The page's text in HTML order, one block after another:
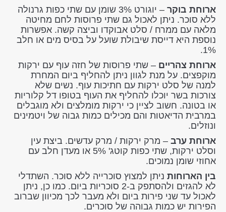
ארוחת בוקר
– יוגורט 3% שומן עם שתי כפות גרנולה
ללא סוכר. ניתן לאכול גם שתי פרוסות לחם מחיטה
מלאה עם ממרח / סלט אבוקדו וביצה קשה. אפשרות
נוספת היא דייסת שיבולת שועל על בסיס מים או חלב
1%.
ארוחת צהריים – שתי פרוסות של חזה עוף עם ירקות
מוקפצים. על מנת לגוון ניתן להחליף ביום המחרת
למנה של סלט ירקות עם חתיכות עוף. נשים שלא
צורכות בשר יוכלו להחליף את העוף בטופו דל קלוריות
או בטונה. חשוב לציין כי ירקות מומלצים ולא מוגבלים
במרבית הדיאטות והם מכילים כמות גבוה של ויטמינים
ונוזלים.
ארוחת ערב – מרק ירקות / מרק עדשים. ביצת עין
וסלט ירקות, שתי כפות קוטג' 5% או מעדן חלב עם
אחוזי שומן נמוכים.
בין הארוחות ניתן למצוץ סוכרייה ללא סוכר. השתדלי
לא להגזים ולהסתפק ב-2 סוכריות ביום. כמו כן, ניתן
לאכול עד שני פירות ביום ולא מעבר לכך מכיוון שברוב
הפירות יש כמות גבוהה של סוכרים.